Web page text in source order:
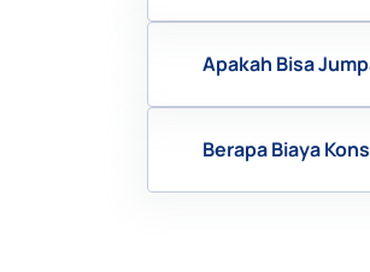
Apakah Bisa
Berapa Biaya